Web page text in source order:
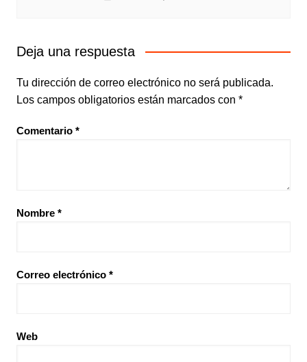
Deja una respuesta
Tu dirección de correo electrónico no será publicada.
Los campos obligatorios están marcados con *
Comentario *
Nombre *
Correo electrónico *
Web